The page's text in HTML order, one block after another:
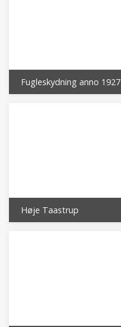
Fugleskydning anno 1927
Høje Taastrup